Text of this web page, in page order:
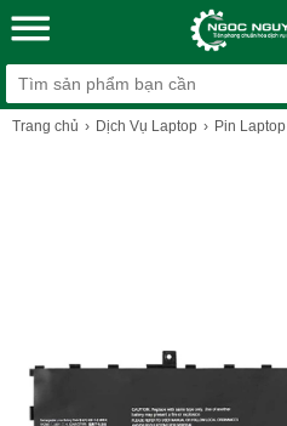
Trang chủ Dịch Vụ Laptop Pin Laptop